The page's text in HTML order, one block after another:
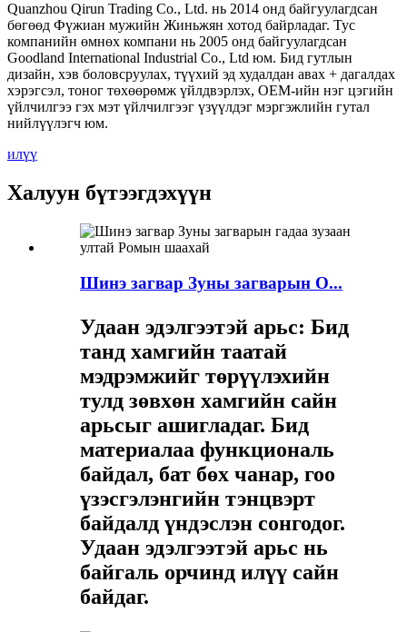
Quanzhou Qirun Trading Co., Ltd. нь 2014 онд байгуулагдсан
бөгөөд Фүжиан мужийн Жиньжян хотод байрладаг. Тус
компанийн өмнөх компани нь 2005 онд байгуулагдсан
Goodland International Industrial Co., Ltd юм. Бид гутлын
дизайн, хэв боловсруулах, түүхий эд худалдан авах + дагалдах
хэрэгсэл, тоног төхөөрөмж үйлдвэрлэх, OEM-ийн нэг цэгийн
үйлчилгээ гэх мэт үйлчилгээг үзүүлдэг мэргэжлийн гутал
нийлүүлэгч юм.
илүү
Халуун бүтээгдэхүүн
Шинэ загвар Зуны загварын О...
Удаан эдэлгээтэй арьс: Бид
танд хамгийн таатай
мэдрэмжийг төрүүлэхийн
тулд зөвхөн хамгийн сайн
арьсыг ашигладаг. Бид
материалаа функциональ
байдал, бат бөх чанар, гоо
үзэсгэлэнгийн тэнцвэрт
байдалд үндэслэн сонгодог.
Удаан эдэлгээтэй арьс нь
байгаль орчинд илүү сайн
байдаг.